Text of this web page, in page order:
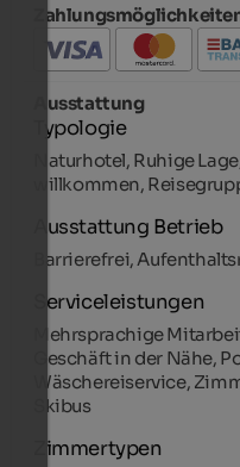
Ausstattung
Typologie
Naturhotel, Ruhige
willkommen,
Ausstattung Betrieb
Barrierefrei,
Serviceleistungen
Mehrsprachige
Geschäft in der Nähe,
Wäschereiservice,
Skibus
Zimmertypen